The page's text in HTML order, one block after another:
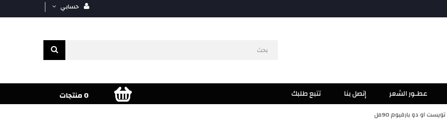
حسابي
عطـور الشعر إتصل بنا تتبع طلبك 0 منتجات
او دو بارفيوم 90مل